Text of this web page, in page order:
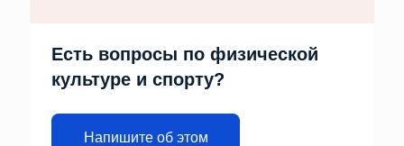
Есть вопросы по физической
культуре и спорту?
Напишите об этом